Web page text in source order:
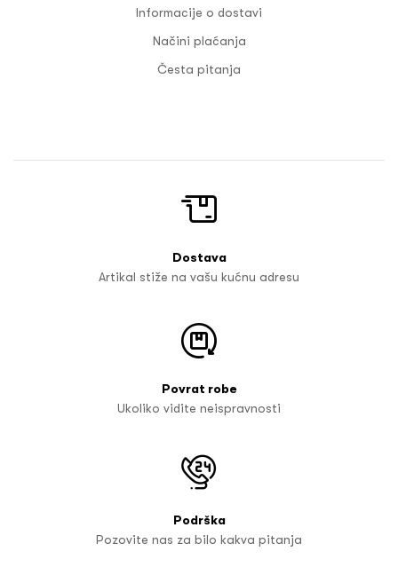
Informacije o dostavi
Načini plaćanja
Česta pitanja
Dostava
Artikal stiže na vašu kućnu adresu
Povrat robe
Ukoliko vidite neispravnosti
Podrška
Pozovite nas za bilo kakva pitanja